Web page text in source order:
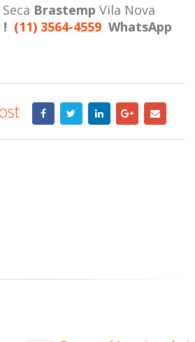
Brastemp Vila Nova
(11) 3564-4559 WhatsApp